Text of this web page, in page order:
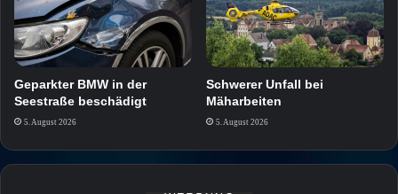
Geparkter BMW in der
Seestraße beschädigt
5. August 2026
Schwerer Unfall bei
Mäharbeiten
5. August 2026